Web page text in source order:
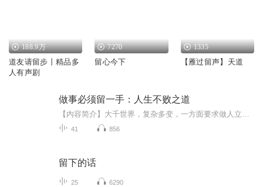
188.9万
道友请留步丨精品多
人有声剧
7270
留心今下
1335
【雁过留声】天道
做事必须留一手：人生不败之道
41 856
留下的话
25 6290